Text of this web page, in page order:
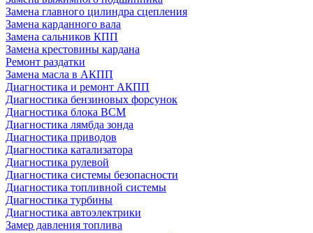
Замена главного цилиндра сцепления
Замена карданного вала
Замена сальников КПП
Замена крестовины кардана
Ремонт раздатки
Замена масла в АКПП
Диагностика и ремонт АКПП
Диагностика бензиновых форсунок
Диагностика блока BCM
Диагностика лямбда зонда
Диагностика приводов
Диагностика катализатора
Диагностика рулевой
Диагностика системы безопасности
Диагностика топливной системы
Диагностика турбины
Диагностика автоэлектрики
Замер давления топлива